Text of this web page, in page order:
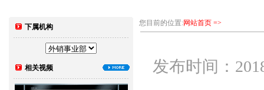
下属机构
相关视频
您目前的位置:网站首页 =>
发布时间：